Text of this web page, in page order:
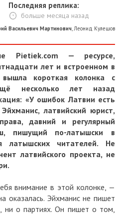
Последняя реплика:
больше месяца назад
Васильевич Мартинович,Леонид Кулешов
Pietiek.com — ресурсе,
лет и встроенном в
короткая колонка с
несколько лет назад
«У ошибок Латвии есть
латвийский юрист,
давний и регулярный
пишущий по-латышски в
латышских читателей. Не
латвийского проекта, не
внимание в этой колонке, —
оказалась. Эйхманис не пишет
ни о партиях. Он пишет о том,